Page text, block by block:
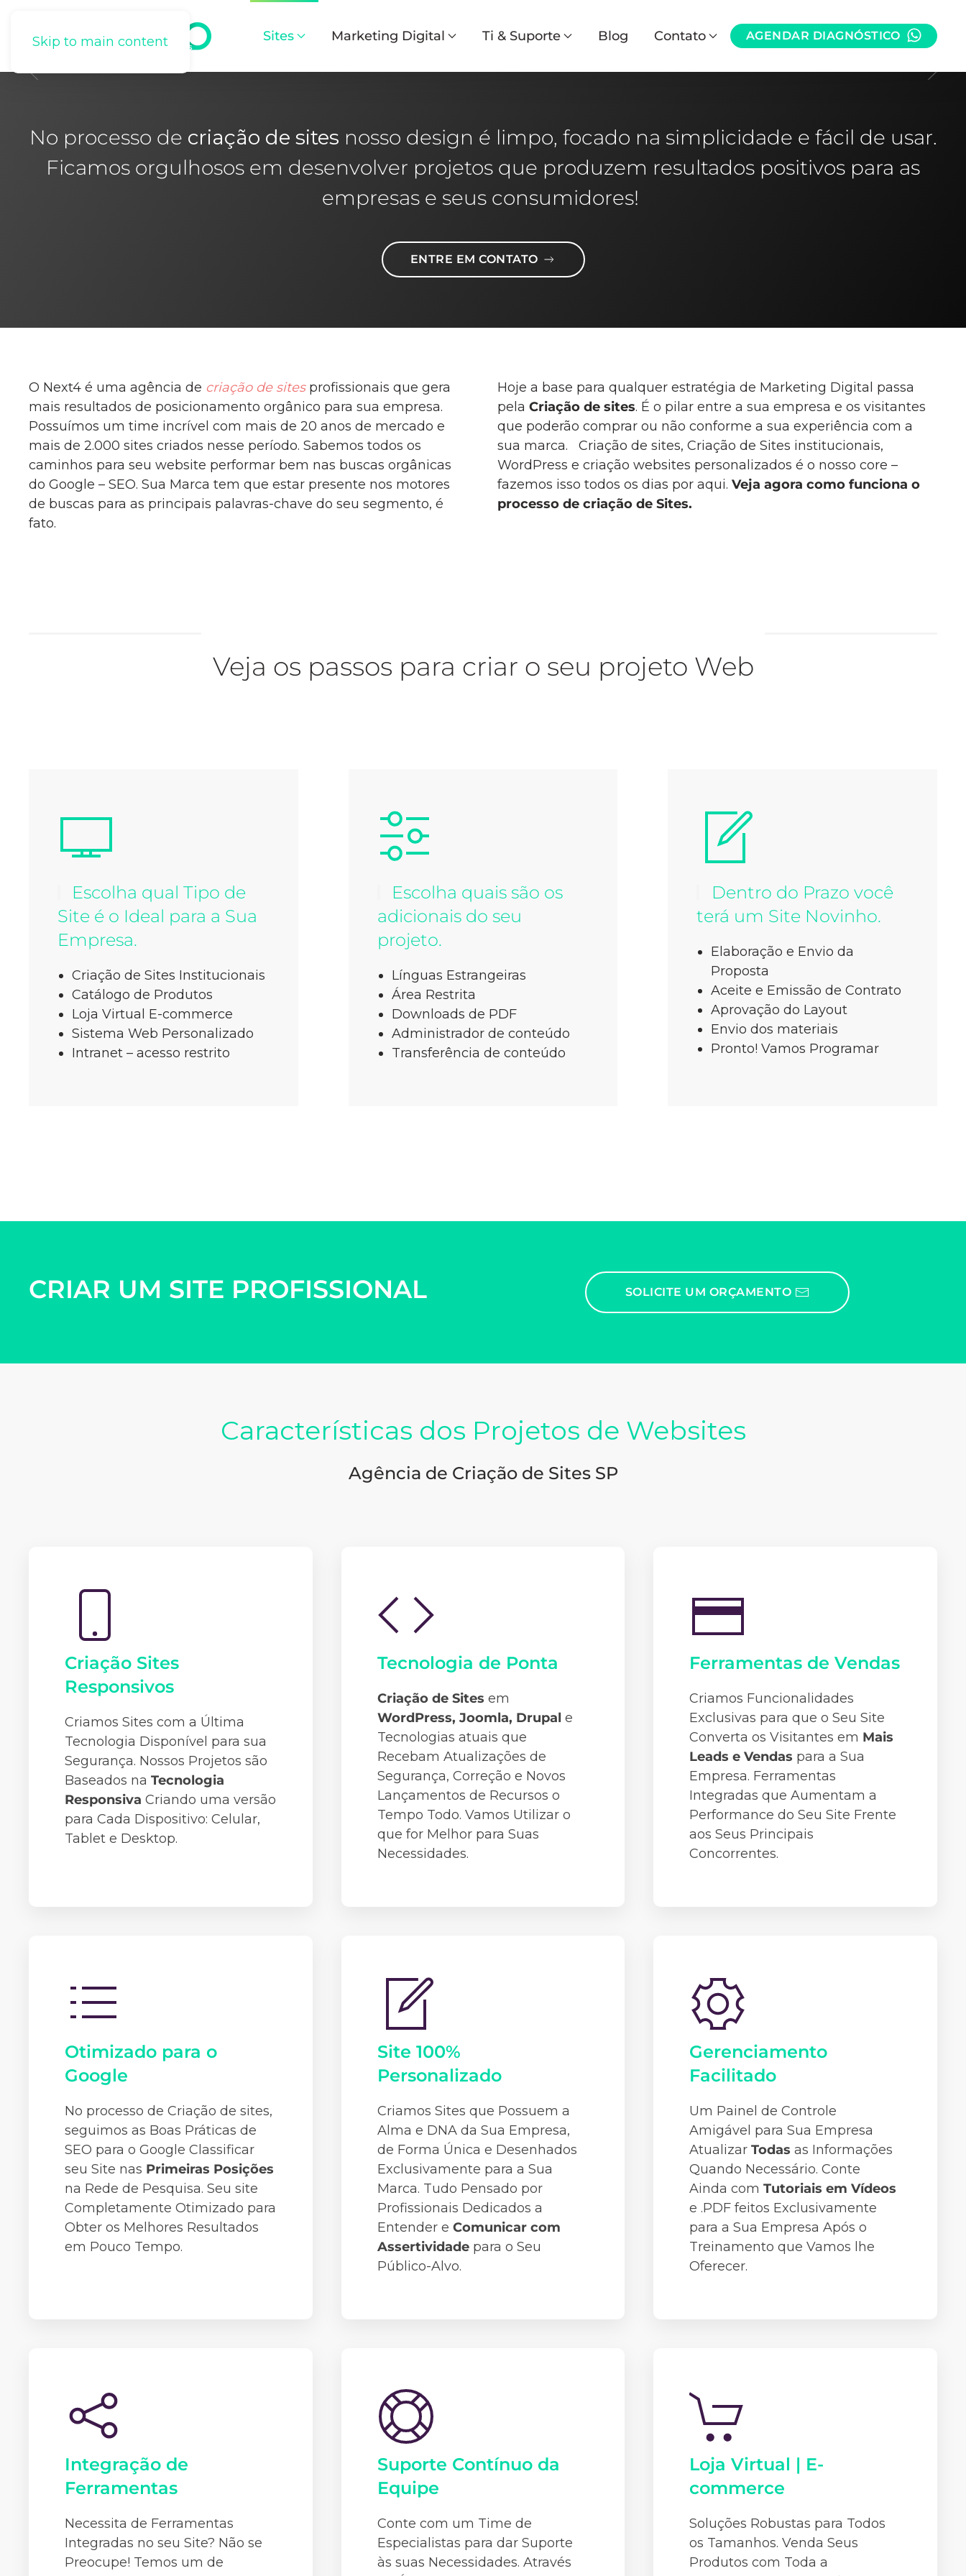
Skip to main content Sites Marketing Digital Ti & Suporte Blog Contato AGENDAR DIAGNÓSTICO
Profissional para
No processo de criação de sites nosso design é limpo, focado na simplicidade e fácil de usar.
Ficamos orgulhosos em desenvolver projetos que produzem resultados positivos para as
empresas e seus consumidores!
ENTRE EM CONTATO
O Next4 é uma agência de criação de sitesprofissionais que gera
mais resultados de posicionamento orgânico para sua empresa.
Possuímos um time incrível com mais de 20 anos de mercado e
mais de 2.000 sites criados nesse período. Sabemos todos os
caminhos para seu website performar bem nas buscas orgânicas
do Google – SEO. Sua Marca tem que estar presente nos motores
de buscas para as principais palavras-chave do seu segmento, é
fato.
Hoje a base para qualquer estratégia de Marketing Digital passa
pela Criação de sites. É o pilar entre a sua empresa e os visitantes
que poderão comprar ou não conforme a sua experiência com a
sua marca. Criação de sites, Criação de Sites institucionais,
WordPress e criação websites personalizados é o nosso core –
fazemos isso todos os dias por aqui. Veja agora como funciona o
processo de criação de Sites.
Veja os passos para criar o seu projeto Web
Escolha qual Tipo de
Site é o Ideal para a Sua
Empresa.
Criação de Sites Institucionais
Catálogo de Produtos
Loja Virtual E-commerce
Sistema Web Personalizado
Intranet – acesso restrito
Escolha quais são os
adicionais do seu
projeto.
Línguas Estrangeiras
Área Restrita
Downloads de PDF
Administrador de conteúdo
Transferência de conteúdo
Dentro do Prazo você
terá um Site Novinho.
Elaboração e Envio da
Proposta
Aceite e Emissão de Contrato
Aprovação do Layout
Envio dos materiais
Pronto! Vamos Programar
CRIAR UM SITE PROFISSIONAL SOLICITE UM ORÇAMENTO
Características dos Projetos de Websites
Agência de Criação de Sites SP
Criação Sites
Responsivos
Criamos Sites com a Última
Tecnologia Disponível para sua
Segurança. Nossos Projetos são
Baseados na Tecnologia
Responsiva Criando uma versão
para Cada Dispositivo: Celular,
Tablet e Desktop.
Tecnologia de Ponta
Criação de Sites em
WordPress, Joomla, Drupal e
Tecnologias atuais que
Recebam Atualizações de
Segurança, Correção e Novos
Lançamentos de Recursos o
Tempo Todo. Vamos Utilizar o
que for Melhor para Suas
Necessidades.
Ferramentas de Vendas
Criamos Funcionalidades
Exclusivas para que o Seu Site
Converta os Visitantes em Mais
Leads e Vendas para a Sua
Empresa. Ferramentas
Integradas que Aumentam a
Performance do Seu Site Frente
aos Seus Principais
Concorrentes.
Otimizado para o
Google
No processo de Criação de sites,
seguimos as Boas Práticas de
SEO para o Google Classificar
seu Site nas Primeiras Posições
na Rede de Pesquisa. Seu site
Completamente Otimizado para
Obter os Melhores Resultados
em Pouco Tempo.
Site 100%
Personalizado
Criamos Sites que Possuem a
Alma e DNA da Sua Empresa,
de Forma Única e Desenhados
Exclusivamente para a Sua
Marca. Tudo Pensado por
Profissionais Dedicados a
Entender e Comunicar com
Assertividadepara o Seu
Público-Alvo.
Gerenciamento
Facilitado
Um Painel de Controle
Amigável para Sua Empresa
AtualizarTodas as Informações
Quando Necessário. Conte
Ainda comTutoriais em Vídeos
e .PDF feitos Exclusivamente
para a Sua Empresa Após o
Treinamento que Vamos lhe
Oferecer.
Integração de
Ferramentas
Necessita de Ferramentas
Integradas no seu Site? Não se
Preocupe! Temos um de
Suporte Contínuo da
Equipe
Conte com um Time de
Especialistas para dar Suporte
às suas Necessidades. Através
Loja Virtual | E-
commerce
Soluções Robustas para Todos
os Tamanhos. Venda Seus
Produtos com Toda a